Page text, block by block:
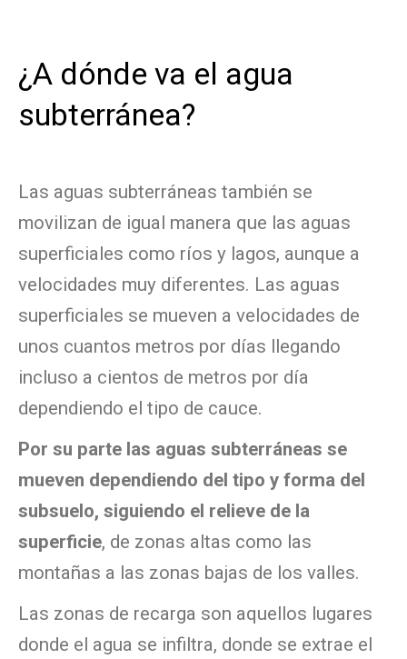
¿A dónde va el agua
subterránea?
Las aguas subterráneas también se
movilizan de igual manera que las aguas
superficiales como ríos y lagos, aunque a
velocidades muy diferentes. Las aguas
superficiales se mueven a velocidades de
unos cuantos metros por días llegando
incluso a cientos de metros por día
dependiendo el tipo de cauce.
Por su parte las aguas subterráneas se
mueven dependiendo del tipo y forma del
subsuelo, siguiendo el relieve de la
superficie, de zonas altas como las
montañas a las zonas bajas de los valles.
Las zonas de recarga son aquellos lugares
donde el agua se infiltra, donde se extrae el